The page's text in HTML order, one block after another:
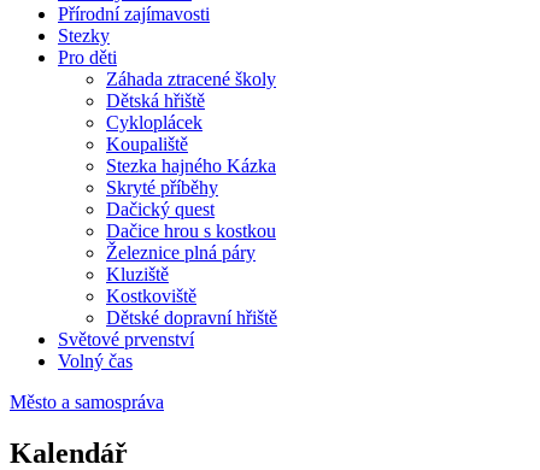
Přírodní zajímavosti
Stezky
Pro děti
Záhada ztracené školy
Dětská hřiště
Cykloplácek
Koupaliště
Stezka hajného Kázka
Skryté příběhy
Dačický quest
Dačice hrou s kostkou
Železnice plná páry
Kluziště
Kostkoviště
Dětské dopravní hřiště
Světové prvenství
Volný čas
Město a samospráva
Kalendář